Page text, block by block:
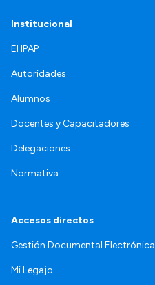
Institucional
El IPAP
Autoridades
Alumnos
Docentes y Capacitadores
Delegaciones
Normativa
Accesos directos
Gestión Documental Electrónica
Mi Legajo